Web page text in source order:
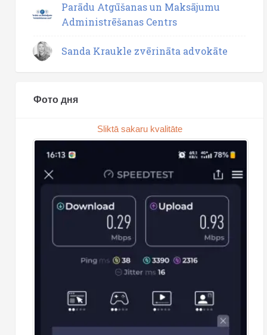
Parādu Atgūšanas un Maksājumu
Administrēšanas Centrs
Sanda Kraukle zvērināta advokāte
Фото дня
Sliktā sakaru kvalitāte